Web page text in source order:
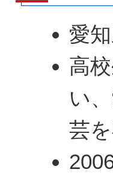
愛知
高
い
芸を